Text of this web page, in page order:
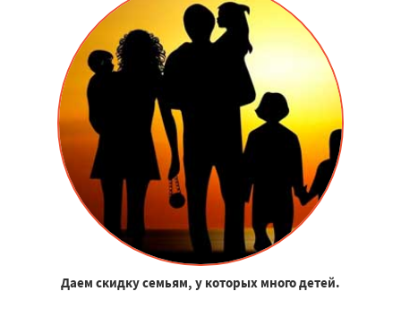
Даем скидку семьям, у которых много детей.